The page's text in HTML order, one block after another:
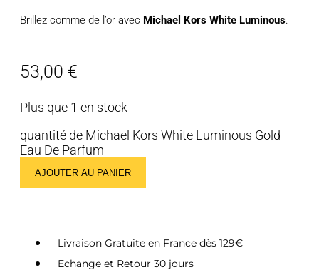
Brillez comme de l’or avec Michael Kors White Luminous.
53,00 €
Plus que 1 en stock
quantité de Michael Kors White Luminous Gold
Eau De Parfum
AJOUTER AU PANIER
Livraison Gratuite en France dès 129€
Echange et Retour 30 jours